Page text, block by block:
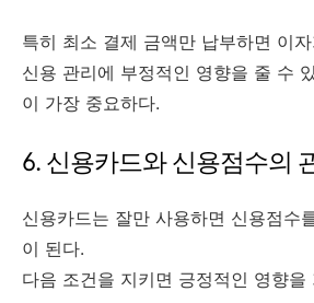
특히 최소 결제 금액만 납부하면 이
신용 관리에 부정적인 영향을 줄 수
이 가장 중요하다.
6. 신용카드와 신용점수의
신용카드는 잘만 사용하면 신용점수
이 된다.
다음 조건을 지키면 긍정적인 영향을